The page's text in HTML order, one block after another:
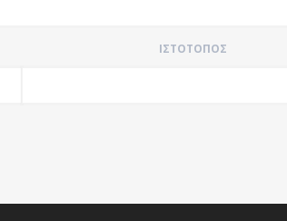
ΙΣΤΌΤΟΠΟΣ